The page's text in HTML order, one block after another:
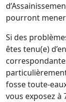
pourront
Si des
êtes tenu(e)
fosse toute-
vous exposez à